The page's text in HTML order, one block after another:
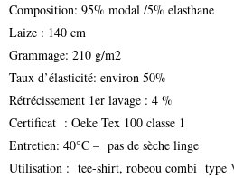
Composition: 95% modal /5% elasthane
Laize : 140 cm
Grammage: 210 g/m2
Taux d’élasticité: environ 50%
Rétrécissement 1er lavage : 4 %
Certificat : Oeke Tex 100 classe 1
Entretien: 40°C – pas de sèche linge
Utilisation : tee-shirt, robeou combi type